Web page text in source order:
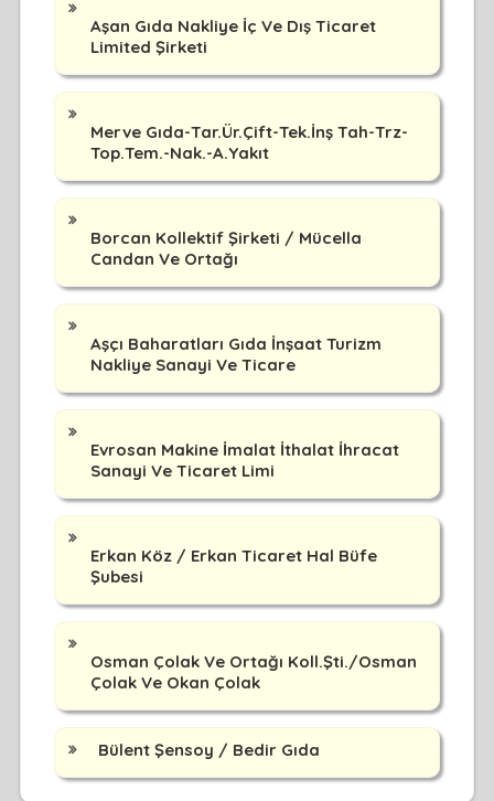
Aşan Gıda Nakliye İç Ve Dış Ticaret
Limited Şirketi
Merve Gıda-Tar.Ür.Çift-Tek.İnş Tah-Trz-
Top.Tem.-Nak.-A.Yakıt
Borcan Kollektif Şirketi / Mücella
Candan Ve Ortağı
Aşçı Baharatları Gıda İnşaat Turizm
Nakliye Sanayi Ve Ticare
Evrosan Makine İmalat İthalat İhracat
Sanayi Ve Ticaret Limi
Erkan Köz / Erkan Ticaret Hal Büfe
Şubesi
Osman Çolak Ve Ortağı Koll.Şti./Osman
Çolak Ve Okan Çolak
Bülent Şensoy / Bedir Gıda